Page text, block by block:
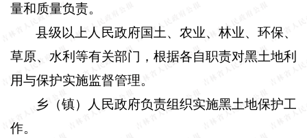
量和质量负责。
县级以上人民政府国土、农业、林业、环保、
草原、水利等有关部门，根据各自职责对黑土地利
用与保护实施监督管理。
乡（镇）人民政府负责组织实施黑土地保护工
作。